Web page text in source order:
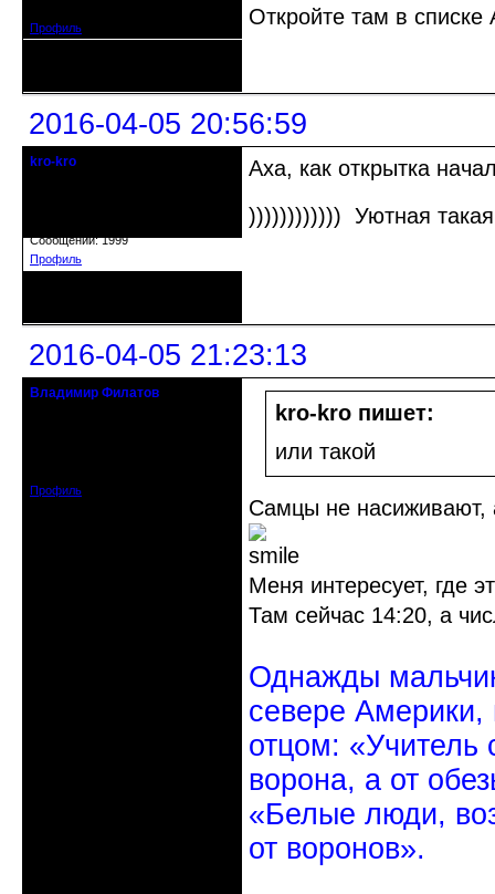
Профиль
Откройте там в списке
2016-04-05 20:56:59
kro-kro
Сообщений: 1999
Профиль
Аха, как открытка
)))))))))))) Уютная
2016-04-05 21:23:13
Владимир Филатов
Профиль
kro-kro пишет:
или такой
Самцы не насиживают,
Меня интересует, где
Там сейчас 14:20, а
Однажды
севере
отцом: «Учитель
ворона, а от
«Белые люди,
от воронов».